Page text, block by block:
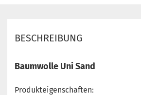
BESCHREIBUNG
Baumwolle Uni Sand
Produkteigenschaften: